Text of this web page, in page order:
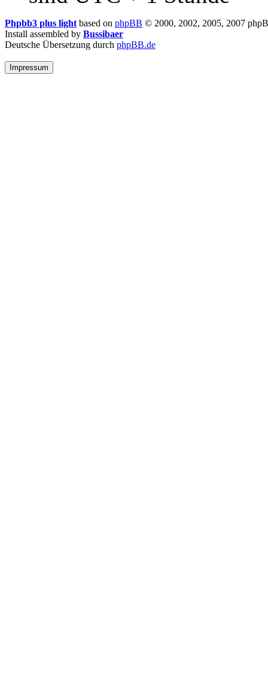
Phpbb3 plus light based on phpBB © 2000, 2002, 2005, 2007
Install assembled by Bussibaer
Deutsche Übersetzung durch phpBB.de